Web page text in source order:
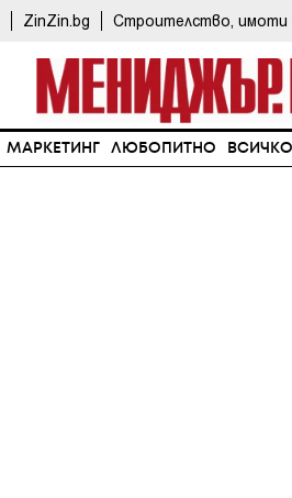
ZinZin.bg Строителство, имоти
МАРКЕТИНГ ЛЮБОПИТНО